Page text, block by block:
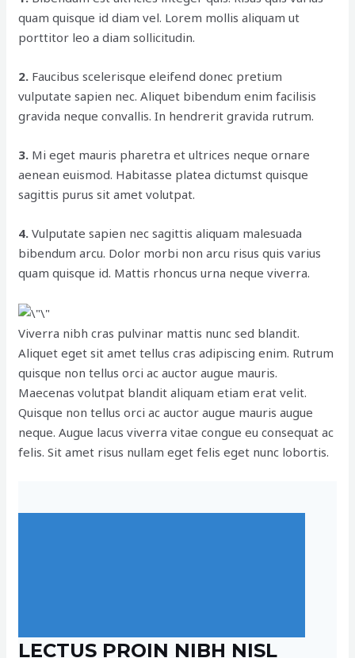
quam quisque id diam vel. Lorem mollis aliquam ut
porttitor leo a diam sollicitudin.
2. Faucibus scelerisque eleifend donec pretium
vulputate sapien nec. Aliquet bibendum enim facilisis
gravida neque convallis. In hendrerit gravida rutrum.
3. Mi eget mauris pharetra et ultrices neque ornare
aenean euismod. Habitasse platea dictumst quisque
sagittis purus sit amet volutpat.
4.Vulputate sapien nec sagittis aliquam malesuada
bibendum arcu. Dolor morbi non arcu risus quis varius
quam quisque id. Mattis rhoncus urna neque viverra.
Viverra nibh cras pulvinar mattis nunc sed blandit.
Aliquet eget sit amet tellus cras adipiscing enim. Rutrum
quisque non tellus orci ac auctor augue mauris.
Maecenas volutpat blandit aliquam etiam erat velit.
Quisque non tellus orci ac auctor augue mauris augue
neque. Augue lacus viverra vitae congue eu consequat ac
felis. Sit amet risus nullam eget felis eget nunc lobortis.
LECTUS PROIN NIBH NISL